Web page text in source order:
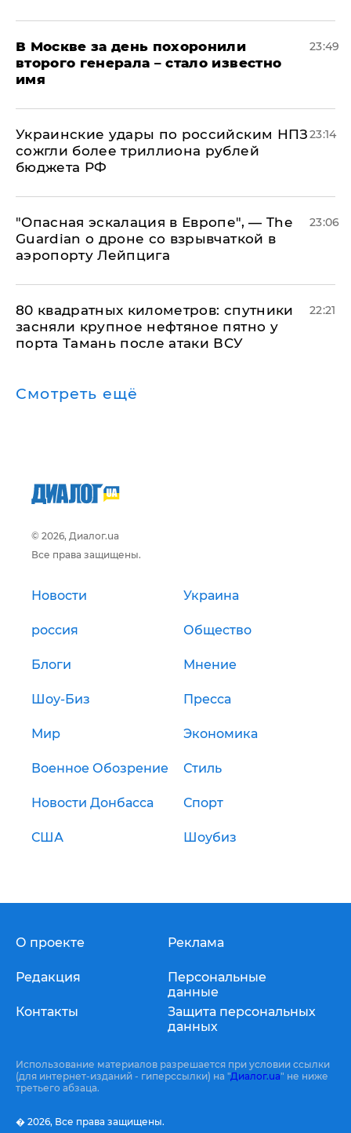
В Москве за день похоронили
второго генерала – стало известно
имя
23:49
Украинские удары по российским НПЗ
сожгли более триллиона рублей
бюджета РФ
23:14
"Опасная эскалация в Европе", — The
Guardian о дроне со взрывчаткой в
аэропорту Лейпцига
23:06
80 квадратных километров: спутники
засняли крупное нефтяное пятно у
порта Тамань после атаки ВСУ
22:21
Смотреть ещё
© 2026, Диалог.ua
Все права защищены.
Новости Украина
россия Общество
Блоги Мнение
Шоу-Биз Пресса
Мир Экономика
Военное Обозрение Стиль
Новости Донбасса Спорт
США Шоубиз
О проекте
Редакция
Контакты
Реклама
Персональные
данные
Защита персональных
данных
Использование материалов разрешается при условии ссылки
(для интернет-изданий - гиперссылки) на "Диалог.ua" не ниже
третьего абзаца.
� 2026, Все права защищены.